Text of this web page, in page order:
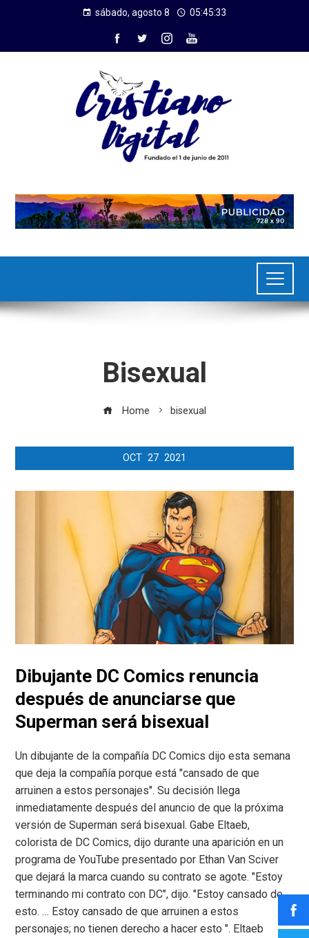
sábado, agosto 8 05:45:33
Bisexual
Home bisexual
OCT 27 2021
Dibujante DC Comics renuncia
después de anunciarse que
Superman será bisexual
Un dibujante de la compañía DC Comics dijo esta semana
que deja la compañía porque está "cansado de que
arruinen a estos personajes". Su decisión llega
inmediatamente después del anuncio de que la próxima
versión de Superman será bisexual. Gabe Eltaeb,
colorista de DC Comics, dijo durante una aparición en un
programa de YouTube presentado por Ethan Van Sciver
que dejará la marca cuando su contrato se agote. "Estoy
terminando mi contrato con DC", dijo. "Estoy cansado de
esto. … Estoy cansado de que arruinen a estos
personajes; no tienen derecho a hacer esto ". Eltaeb